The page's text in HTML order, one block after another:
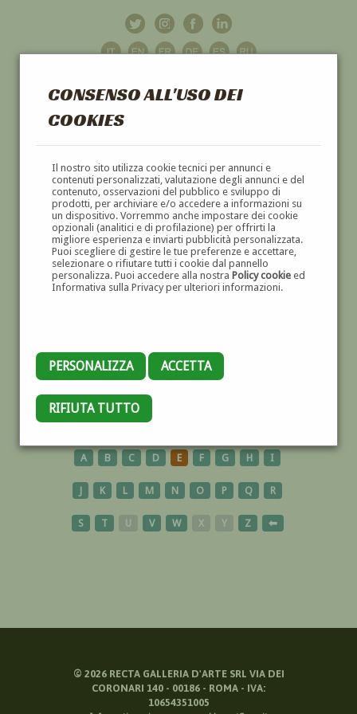
CONSENSO ALL'USO DEI
COOKIES
Il nostro sito utilizza cookie tecnici per annunci e
contenuti personalizzati, valutazione degli annunci e del
contenuto, osservazioni del pubblico e sviluppo di
prodotti, per archiviare e/o accedere a informazioni su
un dispositivo. Vorremmo anche impostare dei cookie
opzionali (analitici e di profilazione) per offrirti la
migliore esperienza e inviarti pubblicità personalizzata.
Puoi scegliere di gestire le tue preferenze e accettare,
selezionare o rifiutare tutti i cookie dal pannello
personalizza. Puoi accedere alla nostra Policy cookieed
Informativa sulla Privacy per ulteriori informazioni.
PERSONALIZZA ACCETTA
RIFIUTA TUTTO
GALLERIAD'ARTE
DIPINTI E SCULTURE '800 E '900
ARAGONESE
A B C D E F G H I
J K L M N O P Q R
S T U V W X Y Z ⬅
© 2026RECTA GALLERIA D'ARTE SRL VIA DEI
CORONARI 140 - 00186 - ROMA - IVA:
10654351005